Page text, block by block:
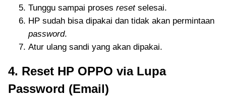
Tunggu sampai proses resetselesai.
HP sudah bisa dipakai dan tidak akan permintaan
password.
Atur ulang sandi yang akan dipakai.
4. Reset HP OPPO via Lupa
Password (Email)